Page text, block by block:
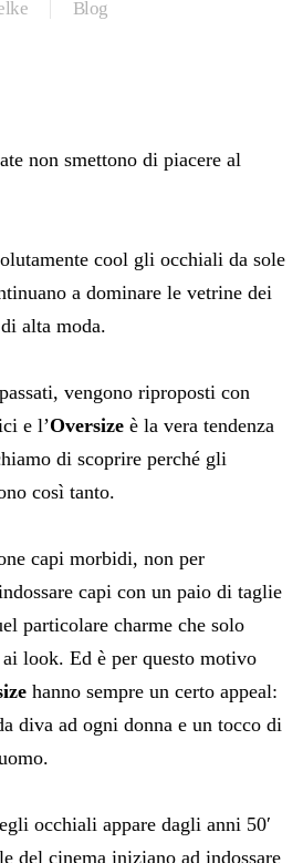
Blog
non smettono di piacere al
cool gli occhiali da sole
a dominare le vetrine dei
alta moda.
vengono riproposti con
e l’Oversize è la vera tendenza
di scoprire perché gli
così tanto.
capi morbidi, non per
capi con un paio di taglie
particolare charme che solo
ai look. Ed è per questo motivo
hanno sempre un certo appeal:
diva ad ogni donna e un tocco di
occhiali appare dagli anni 50′
del cinema iniziano ad indossare